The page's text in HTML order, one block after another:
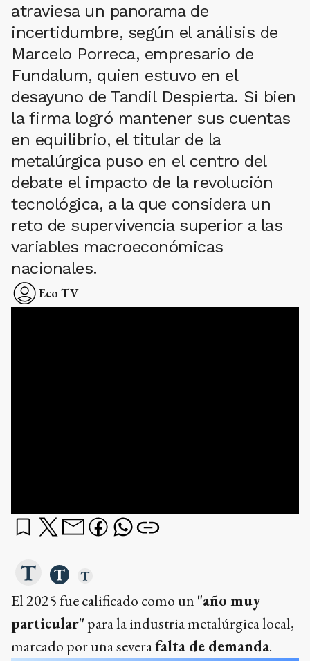
atraviesa un panorama de
incertidumbre, según el análisis de
Marcelo Porreca, empresario de
Fundalum, quien estuvo en el
desayuno de Tandil Despierta. Si bien
la firma logró mantener sus cuentas
en equilibrio, el titular de la
metalúrgica puso en el centro del
debate el impacto de la revolución
tecnológica, a la que considera un
reto de supervivencia superior a las
variables macroeconómicas
nacionales.
Eco TV
El 2025 fue calificado como un "año muy
particular" para la industria metalúrgica local,
marcado por una severafalta de demanda.